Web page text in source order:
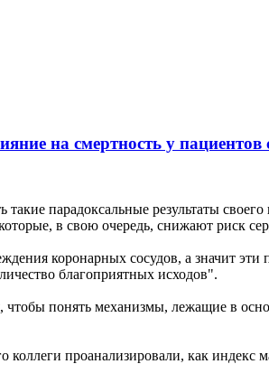
на смертность у
парадоксальные результаты
в свою очередь, снижают риск
коронарных сосудов, а значит
благоприятных исходов".
чтобы понять механизмы, лежащие в
проанализировали, как индекс